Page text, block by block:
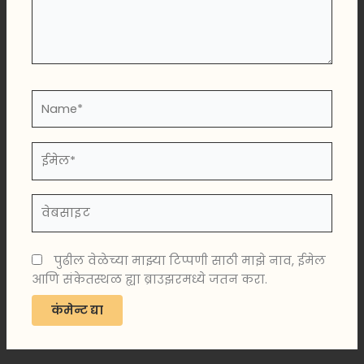
ईमेल*
वेबसाइट
पुढील वेळेच्या माझ्या टिप्पणी साठी माझे नाव, ईमेल
आणि संकेतस्थळ ह्या ब्राउझरमध्ये जतन करा.